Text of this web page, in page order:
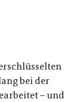
bei der
– und